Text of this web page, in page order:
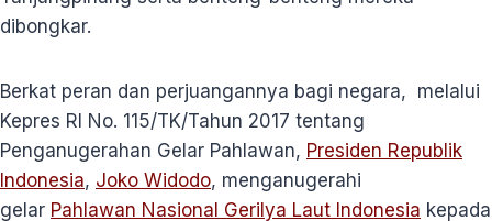
dibongkar.
Berkat peran dan perjuangannya bagi negara, melalui
Kepres RI No. 115/TK/Tahun 2017 tentang
Penganugerahan Gelar Pahlawan, Presiden Republik
Indonesia, Joko Widodo, menganugerahi
gelar Pahlawan Nasional Gerilya Laut Indonesia kepada